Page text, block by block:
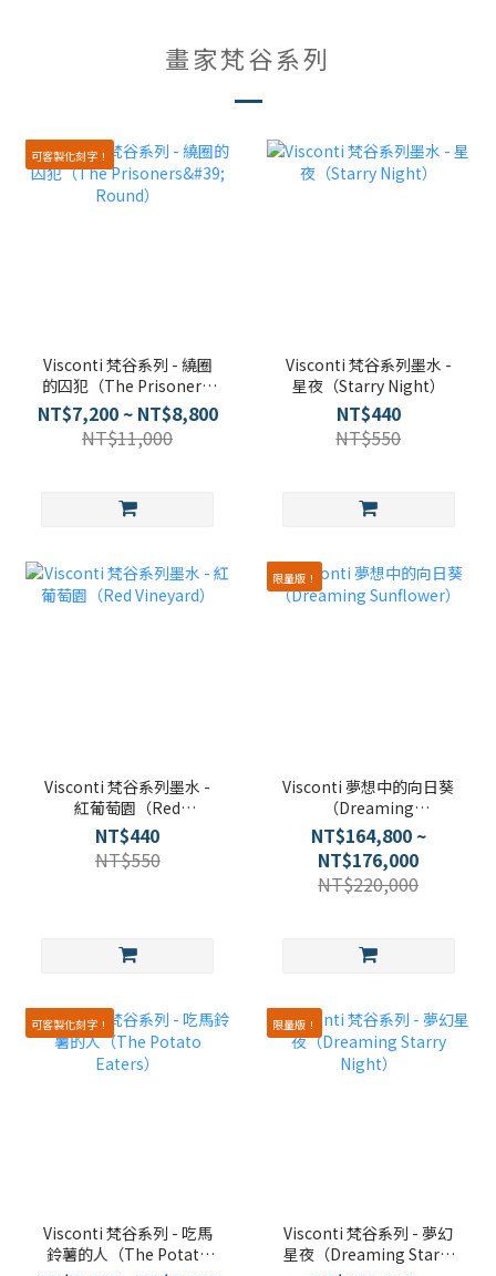
畫家梵谷系列
可客製化刻字！
Visconti 梵谷系列 - 繞圈
的囚犯（The Prisoners'
Round）
NT$7,200 ~ NT$8,800
NT$11,000
Visconti 梵谷系列墨水 -
星夜（Starry Night）
NT$440
NT$550
Visconti 梵谷系列墨水 -
紅葡萄園（Red
Vineyard）
NT$440
NT$550
限量版！
Visconti 夢想中的向日葵
（Dreaming
Sunflower）
NT$164,800 ~
NT$176,000
NT$220,000
可客製化刻字！
Visconti 梵谷系列 - 吃馬
鈴薯的人（The Potato
限量版！
Visconti 梵谷系列 - 夢幻
星夜（Dreaming Starry